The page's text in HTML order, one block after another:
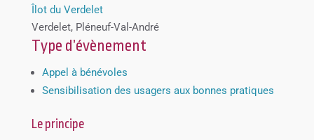
Îlot du Verdelet
Verdelet, Pléneuf-Val-André
Type d’évènement
Appel à bénévoles
Sensibilisation des usagers aux bonnes pratiques
Le principe